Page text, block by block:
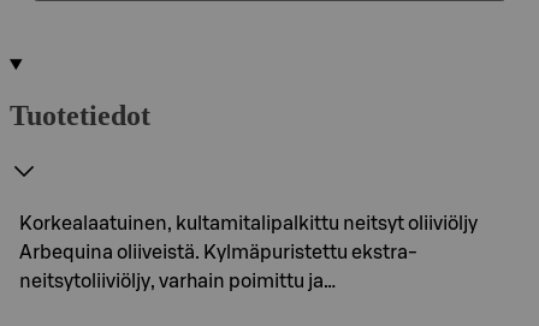
Tuotetiedot
Korkealaatuinen, kultamitalipalkittu neitsyt oliiviöljy
Arbequina oliiveistä. Kylmäpuristettu ekstra-
neitsytoliiviöljy, varhain poimittu ja…